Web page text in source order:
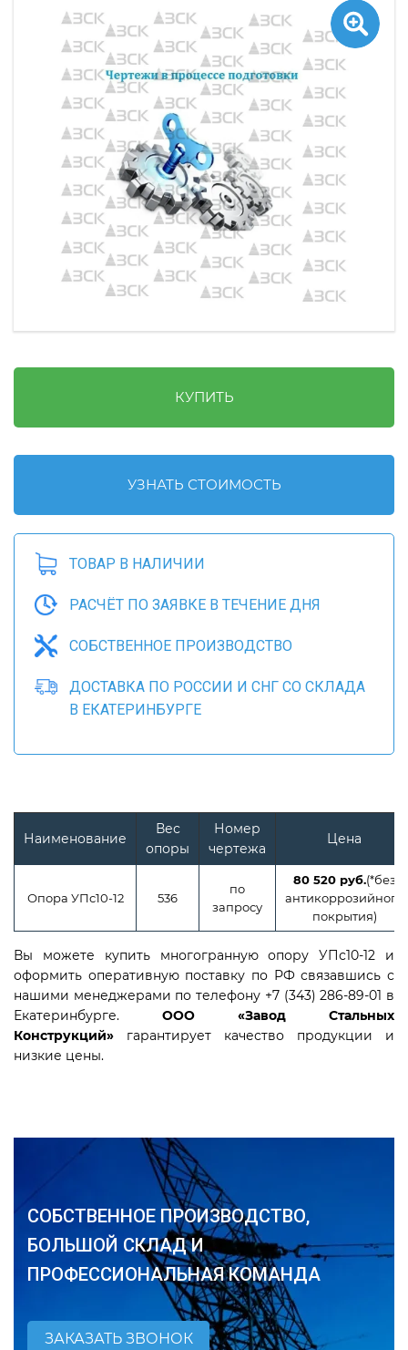
КУПИТЬ
УЗНАТЬ СТОИМОСТЬ
ТОВАР В НАЛИЧИИ
РАСЧЁТ ПО ЗАЯВКЕ В ТЕЧЕНИЕ ДНЯ
СОБСТВЕННОЕ ПРОИЗВОДСТВО
ДОСТАВКА ПО РОССИИ И СНГ СО СКЛАДА
В ЕКАТЕРИНБУРГЕ
Наименование
Вес
опоры
Номер
чертежа
Цена
Опора УПс10-12 536
по
запросу
80 520 руб.(*без
антикоррозийного
покрытия)
Вы можете купить многогранную опору УПс10-12 и
оформить оперативную поставку по РФ связавшись с
нашими менеджерами по телефону +7 (343) 286-89-01 в
Екатеринбурге. ООО «Завод Стальных
Конструкций» гарантирует качество продукции и
низкие цены.
СОБСТВЕННОЕ ПРОИЗВОДСТВО,
БОЛЬШОЙ СКЛАД И
ПРОФЕССИОНАЛЬНАЯ КОМАНДА
ЗАКАЗАТЬ ЗВОНОК